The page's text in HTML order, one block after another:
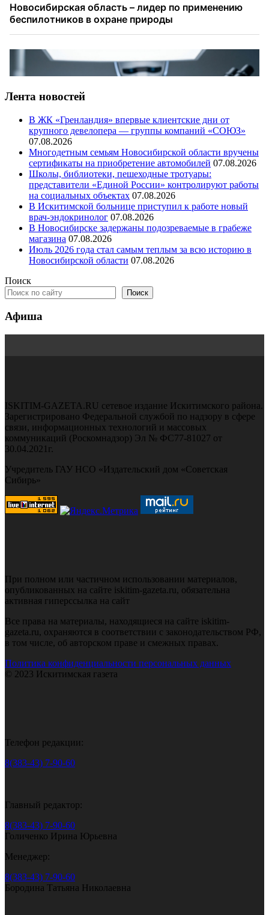
Лента новостей
В ЖК «Гренландия» впервые клиентские дни от
крупного девелопера — группы компаний «СОЮЗ»
07.08.2026
Многодетным семьям Новосибирской области вручены
сертификаты на приобретение автомобилей 07.08.2026
Школы, библиотеки, пешеходные тротуары:
представители «Единой России» контролируют работы
на социальных объектах 07.08.2026
В Искитимской больнице приступил к работе новый
врач-эндокринолог 07.08.2026
В Новосибирске задержаны подозреваемые в грабеже
магазина 07.08.2026
Июль 2026 года стал самым теплым за всю историю в
Новосибирской области 07.08.2026
Поиск
Поиск
Афиша
ISKITIM-GAZETA.RU сетевое издание Искитимского района.
Зарегистрировано Федеральной службой по надзору в сфере
связи, информационных технологий и массовых
коммуникаций (Роскомнадзор) Эл № ФС77-81027 от
30.04.2021г.
Учредитель ГАУ НСО «Издательский дом «Советская
Сибирь»
При полном или частичном использовании материалов,
опубликованных на сайте iskitim-gazeta.ru, обязательна
активная гиперссылка на сайт
Все права на материалы, находящиеся на сайте iskitim-
gazeta.ru, охраняются в соответствии с законодательством РФ,
в том числе, об авторском праве и смежных правах.
Политика конфиденциальности персональных данных
© 2023 Искитимская газета
Телефон редакции:
8(383-43) 7-90-60
Главный редактор:
8(383-43) 7-90-60
Голиченко Ирина Юрьевна
Менеджер:
8(383-43) 7-90-60
Бородина Татьяна Николаевна